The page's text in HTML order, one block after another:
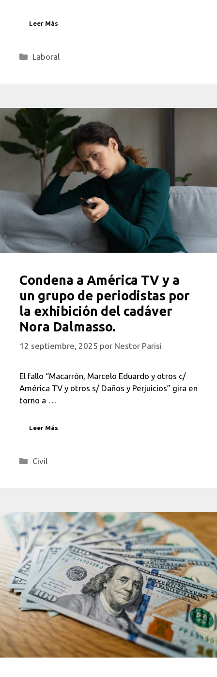
Leer Más
Categorías
Laboral
Condena a América TV y a
un grupo de periodistas por
la exhibición del cadáver
Nora Dalmasso.
12 septiembre, 2025 por Nestor Parisi
El fallo “Macarrón, Marcelo Eduardo y otros c/
América TV y otros s/ Daños y Perjuicios” gira en
torno a …
Leer Más
Categorías
Civil